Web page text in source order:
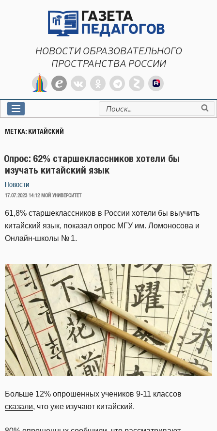
НОВОСТИ ОБРАЗОВАТЕЛЬНОГО
ПРОСТРАНСТВА РОССИИ
Искать:
МЕТКА: КИТАЙСКИЙ
Опрос: 62% старшеклассников хотели бы
изучать китайский язык
Новости
ОПУБЛИКОВАНО
17.07.2023 14:12 МОЙ УНИВЕРСИТЕТ
61,8% старшеклассников в России хотели бы выучить
китайский язык, показал опрос МГУ им. Ломоносова и
Онлайн-школы № 1.
Больше 12% опрошенных учеников 9-11 классов
сказали, что уже изучают китайский.